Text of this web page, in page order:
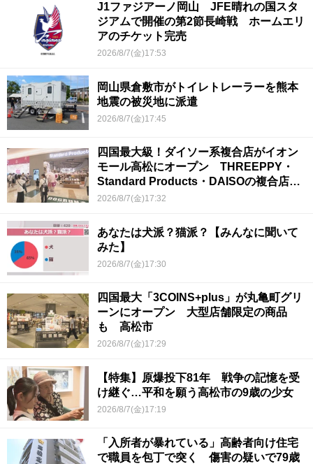
J1ファジアーノ岡山 JFE晴れの国スタ
ジアムで開催の第2節長崎戦 ホームエリ
アのチケット完売
2026/8/7(金)17:53
岡山県倉敷市がトイレトレーラーを熊本
地震の被災地に派遣
2026/8/7(金)17:45
四国最大級！ダイソー系複合店がイオン
モール高松にオープン THREEPPY・
Standard Products・DAISOの複合店は
香川県初
2026/8/7(金)17:32
あなたは犬派？猫派？【みんなに聞いて
みた】
2026/8/7(金)17:30
四国最大「3COINS+plus」が丸亀町グリ
ーンにオープン 大型店舗限定の商品
も 高松市
2026/8/7(金)17:29
【特集】原爆投下81年 戦争の記憶を受
け継ぐ…平和を願う高松市の9歳の少女
2026/8/7(金)17:19
「入所者が暴れている」高齢者向け住宅
で職員を包丁で突く 傷害の疑いで79歳